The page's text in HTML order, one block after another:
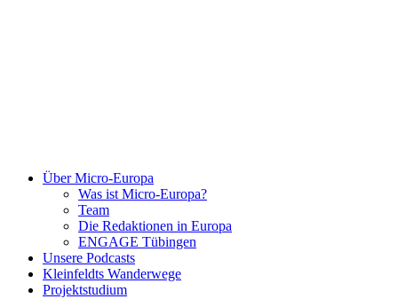
Über Micro-Europa
Was ist Micro-Europa?
Team
Die Redaktionen in Europa
ENGAGE Tübingen
Unsere Podcasts
Kleinfeldts Wanderwege
Projektstudium